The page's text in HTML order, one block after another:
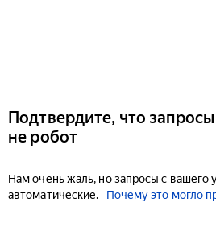
Подтвердите, что
не робот
Нам очень жаль, но запросы с вашего
автоматические.
Почему это могло